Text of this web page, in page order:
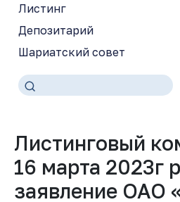
Листинг
Депозитарий
Шариатский совет
Листинговый
16 марта 2023г
заявление ОАО